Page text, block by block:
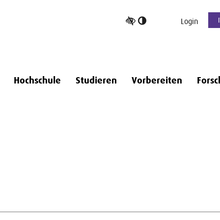
Login
Hochschule Studieren Vorbereiten